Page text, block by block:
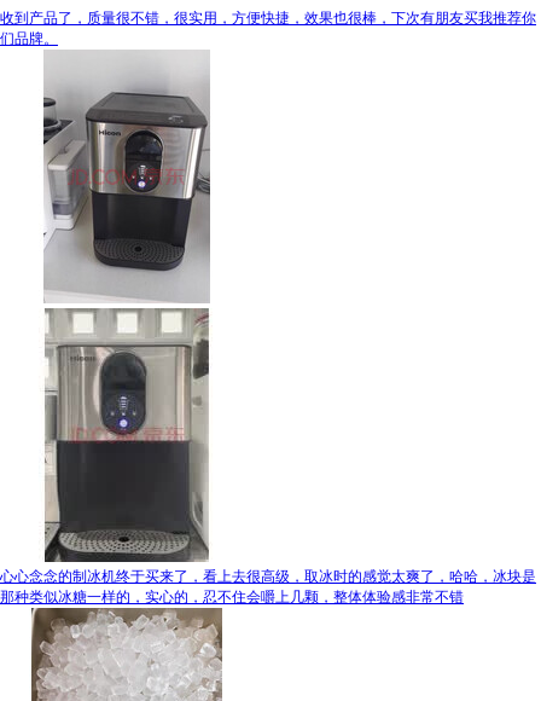
收到产品了，质量很不错，很实用，方便快捷，效果也很棒，下次有朋友买我推荐你
们品牌。
心心念念的制冰机终于买来了，看上去很高级，取冰时的感觉太爽了，哈哈，冰块是
那种类似冰糖一样的，实心的，忍不住会嚼上几颗，整体体验感非常不错